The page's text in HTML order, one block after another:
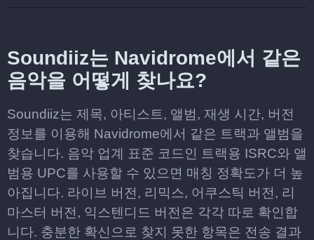
Soundiiz는 Navidrome에서 같은
음악을 어떻게 찾나요?
Soundiiz는 제목, 아티스트, 앨범, 재생 시간, 버전
정보를 이용해 Navidrome에서 같은 트랙과 앨범을
찾습니다. 음악 업계 표준 코드인 트랙용 ISRC와 앨
범용 UPC를 사용할 수 있으면 매칭 정확도가 더 높
아집니다. 라이브 버전, 리믹스, 어쿠스틱 버전, 리
마스터 버전, 익스텐디드 버전은 각각 따로 확인합
니다. 충분한 확신으로 찾지 못한 항목은 전송 결과